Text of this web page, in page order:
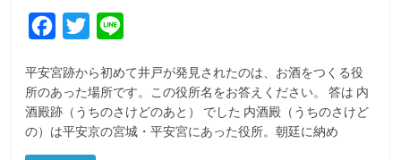
c
e
b
T
i
t
t
n
e
平安宮跡から初めて井戸が発見されたのは、お酒をつくる役
所のあった場所です。この役所名をお答えください。 答は 内
酒殿跡（うちのさけどのあと） でした 内酒殿（うちのさけど
の）は平安京の宮城・平安宮にあった役所。朝廷に納め